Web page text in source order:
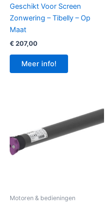
Geschikt Voor Screen
Zonwering – Tibelly – Op
Maat
€ 207,00
Meer info!
Motoren & bedieningen